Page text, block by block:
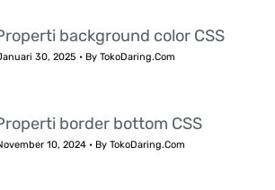
background color CSS
30, 2025 • ByTokoDaring.Com
border bottom CSS
10, 2024 • ByTokoDaring.Com